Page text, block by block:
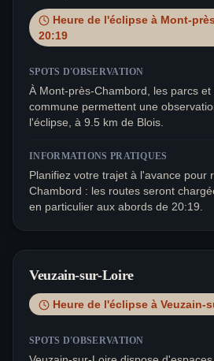
Heure de l'éclipse à Mont-
20:19
SPOTS D'OBSERVATION
À Mont-près-Chambord, les parcs et
commune permettent une
l'éclipse, à 9.5 km de Blois.
INFORMATIONS PRATIQUES
Planifiez votre trajet à l'avance pour
Chambord : les routes seront
en particulier aux abords de 20:19.
Veuzain-sur-Loire
Heure de l'éclipse à Veuzain-
SPOTS D'OBSERVATION